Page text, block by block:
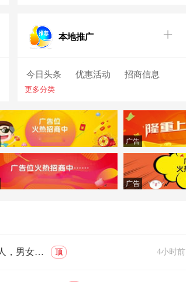
本地推广
今日头条 优惠活动
招商信息
招生信息
更多分类
广告
广告
肯吃苦耐劳。非诚及事多着绕行。 顶 4小时前